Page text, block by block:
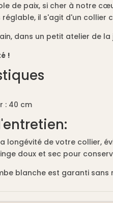
de paix, si cher à notre
réglable, il s'agit d'un collier
dans un petit atelier de la
!
: 40 cm
longévité de votre collier,
doux et sec pour
blanche est garanti sans